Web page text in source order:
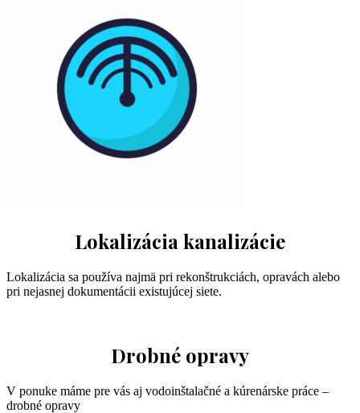
Lokalizácia kanalizácie
Lokalizácia sa používa najmä pri rekonštrukciách, opravách alebo
pri nejasnej dokumentácii existujúcej siete.
Drobné opravy
V ponuke máme pre vás aj vodoinštalačné a kúrenárske práce –
drobné opravy